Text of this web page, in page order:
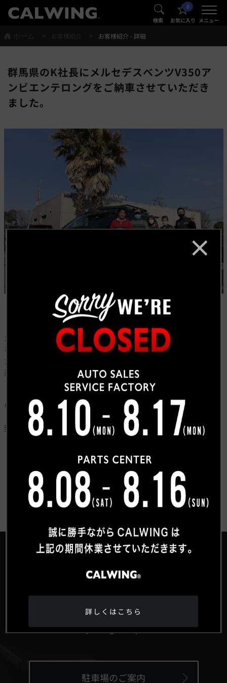
® 検索
0
お気に入り メニュー
®
お客様紹介 - 詳細
群馬県のK社長にメルセデスベンツV350ア
ンビエンテロングをご納車させていただき
ました。
ネットを見てご来店くださいましたＫ社長、奥様と車両
を見て気に入ってくださりその日はお帰りになられまし
たが、後日再度お越しくださり決めてくださいました。
奥様はキャデラックSRXにお乗りで、これまでご家族皆
さんアメ車のお乗りで、キャルウイングさんは昔から知
っててずっと来てみたかったんですよと嬉しいお言葉を
いただきました。
Ｋ社長、有り難うございました！今後とも宜しくお願い
致します。
お客様紹介一覧にもどる
〒359-0027 埼玉県所沢市松郷342-6
Google Maps
駐車場のご案内
詳しくはこちら